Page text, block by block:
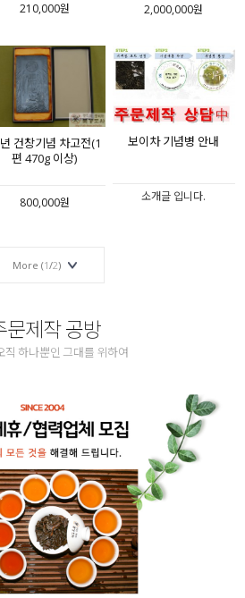
210,000원 2,000,000원
건창기념 차고전(1
편 470g 이상)
800,000원
보이차 기념병 안내
소개글 입니다.
More (1/2)
문제작 공방
직 하나뿐인 그대를 위하여